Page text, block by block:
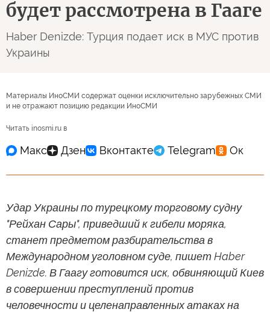
будет рассмотрена в Гааге
Haber Denizde: Турция подает иск в МУС против
Украины
Материалы ИноСМИ содержат оценки исключительно зарубежных СМИ
и не отражают позицию редакции ИноСМИ
Читать inosmi.ru в
Удар Украины по турецкому торговому судну
"Рейхан Сары", приведший к гибели моряка,
станет предметом разбирательства в
Международном уголовном суде, пишет Haber
Denizde. В Гаагу готовится иск, обвиняющий Киев
в совершении преступлений против
человечности и целенаправленных атаках на